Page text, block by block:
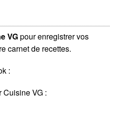
VGpour enregistrer vos
carnet de recettes.
:
Cuisine VG :